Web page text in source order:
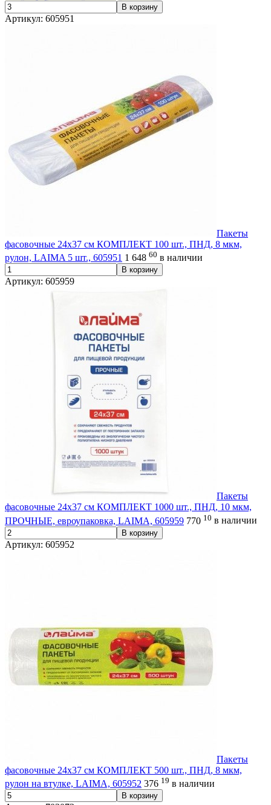
В корзину
Артикул: 605951
Пакеты
фасовочные 24х37 см КОМПЛЕКТ 100 шт., ПНД, 8 мкм,
рулон, LAIMA 5 шт., 605951 1 648 60 в наличии
В корзину
Артикул: 605959
Пакеты
фасовочные 24х37 см КОМПЛЕКТ 1000 шт., ПНД, 10 мкм,
ПРОЧНЫЕ, евроупаковка, LAIMA, 605959 770 10 в наличии
В корзину
Артикул: 605952
Пакеты
фасовочные 24х37 см КОМПЛЕКТ 500 шт., ПНД, 8 мкм,
рулон на втулке, LAIMA, 605952 376 19 в наличии
В корзину